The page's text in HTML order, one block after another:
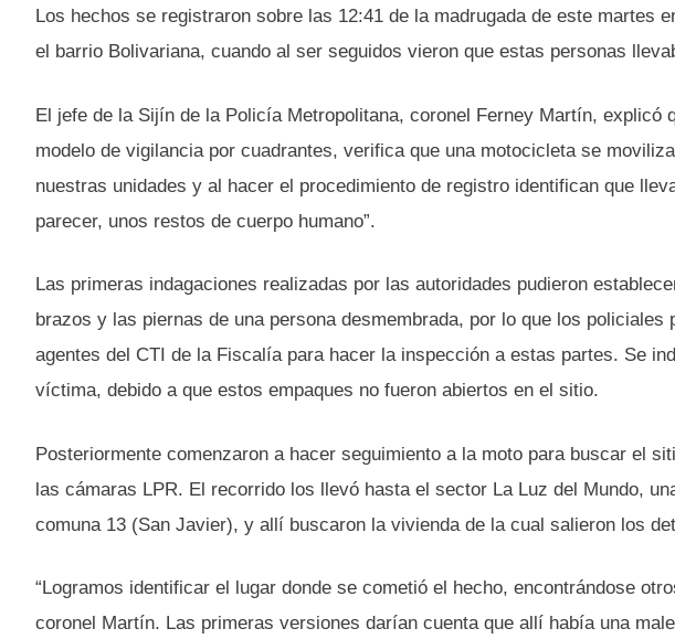
Los hechos se registraron sobre las 12:41 de la madrugada de este martes
el barrio Bolivariana, cuando al ser seguidos vieron que estas personas
El jefe de la Sijín de la Policía Metropolitana, coronel Ferney Martín, explicó
modelo de vigilancia por cuadrantes, verifica que una motocicleta se
nuestras unidades y al hacer el procedimiento de registro identifican que
parecer, unos restos de cuerpo humano”.
Las primeras indagaciones realizadas por las autoridades pudieron
brazos y las piernas de una persona desmembrada, por lo que los
agentes del CTI de la Fiscalía para hacer la inspección a estas partes. Se
víctima, debido a que estos empaques no fueron abiertos en el sitio.
Posteriormente comenzaron a hacer seguimiento a la moto para buscar el
las cámaras LPR. El recorrido los llevó hasta el sector La Luz del Mundo,
comuna 13 (San Javier), y allí buscaron la vivienda de la cual salieron los
“Logramos identificar el lugar donde se cometió el hecho, encontrándose
coronel Martín. Las primeras versiones darían cuenta que allí había una